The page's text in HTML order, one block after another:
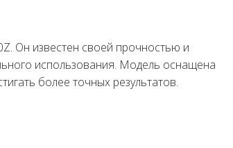
Он известен своей прочностью и
использования. Модель оснащена
более точных результатов.